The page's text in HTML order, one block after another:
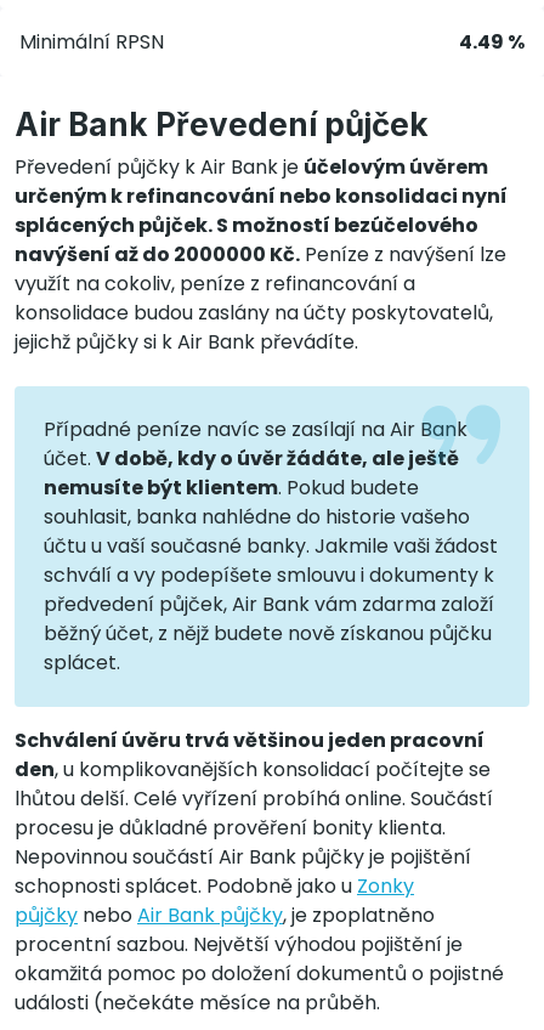
Minimální RPSN 4.49 %
Air Bank Převedení půjček
Převedení půjčky k Air Bank je účelovým úvěrem
určeným k refinancování nebo konsolidaci nyní
splácených půjček. S možností bezúčelového
navýšení až do 2000000 Kč. Peníze z navýšení lze
využít na cokoliv, peníze z refinancování a
konsolidace budou zaslány na účty poskytovatelů,
jejichž půjčky si k Air Bank převádíte.
Případné peníze navíc se zasílají na Air Bank
účet. V době, kdy o úvěr žádáte, ale ještě
nemusíte být klientem. Pokud budete
souhlasit, banka nahlédne do historie vašeho
účtu u vaší současné banky. Jakmile vaši žádost
schválí a vy podepíšete smlouvu i dokumenty k
předvedení půjček, Air Bank vám zdarma založí
běžný účet, z nějž budete nově získanou půjčku
splácet.
Schválení úvěru trvá většinou jeden pracovní
den, u komplikovanějších konsolidací počítejte se
lhůtou delší. Celé vyřízení probíhá online. Součástí
procesu je důkladné prověření bonity klienta.
Nepovinnou součástí Air Bank půjčky je pojištění
schopnosti splácet. Podobně jako u Zonky
půjčky neboAir Bank půjčky, je zpoplatněno
procentní sazbou. Největší výhodou pojištění je
okamžitá pomoc po doložení dokumentů o pojistné
události (nečekáte měsíce na průběh.